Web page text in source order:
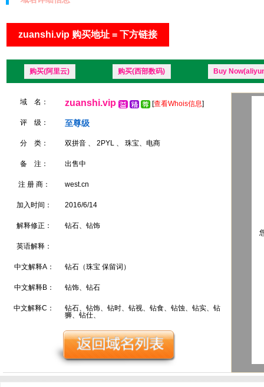
zuanshi.vip 购买地址 = 下方链接
购买(阿里云) 购买(西部数码) Buy
域 名： zuanshi.vip [查看Whois信息]
评 级： 至尊级
分 类： 双拼音 、 2PYL 、 珠宝、电商
备 注： 出售中
注 册 商： west.cn
加入时间： 2016/6/14
解释修正： 钻石、钻饰
英语解释：
中文解释A： 钻石（珠宝 保留词）
中文解释B： 钻饰、钻石
中文解释C：
钻石、钻饰、钻时、钻视、钻食、钻蚀、钻实、钻
狮、钻仕、